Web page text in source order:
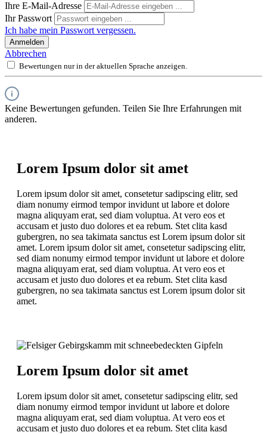
Ihre E-Mail-Adresse
Ihr Passwort
Ich habe mein Passwort vergessen.
Anmelden
Abbrechen
Bewertungen nur in der aktuellen Sprache anzeigen.
Keine Bewertungen gefunden. Teilen Sie Ihre Erfahrungen mit
anderen.
Lorem Ipsum dolor sit amet
Lorem ipsum dolor sit amet, consetetur sadipscing elitr, sed
diam nonumy eirmod tempor invidunt ut labore et dolore
magna aliquyam erat, sed diam voluptua. At vero eos et
accusam et justo duo dolores et ea rebum. Stet clita kasd
gubergren, no sea takimata sanctus est Lorem ipsum dolor sit
amet. Lorem ipsum dolor sit amet, consetetur sadipscing elitr,
sed diam nonumy eirmod tempor invidunt ut labore et dolore
magna aliquyam erat, sed diam voluptua. At vero eos et
accusam et justo duo dolores et ea rebum. Stet clita kasd
gubergren, no sea takimata sanctus est Lorem ipsum dolor sit
amet.
Lorem Ipsum dolor sit amet
Lorem ipsum dolor sit amet, consetetur sadipscing elitr, sed
diam nonumy eirmod tempor invidunt ut labore et dolore
magna aliquyam erat, sed diam voluptua. At vero eos et
accusam et justo duo dolores et ea rebum. Stet clita kasd